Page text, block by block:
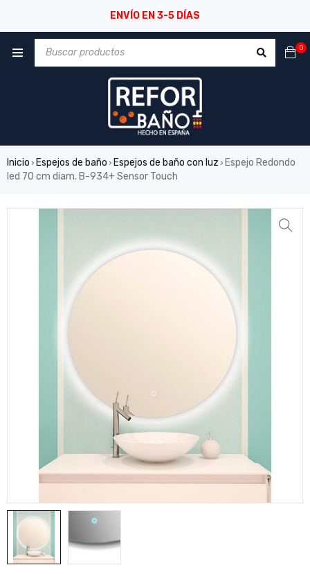
ENVÍO EN 3-5 DÍAS
0
Inicio › Espejos de baño › Espejos de baño con luz › Espejo Redondo
led 70 cm diam. B-934+ Sensor Touch